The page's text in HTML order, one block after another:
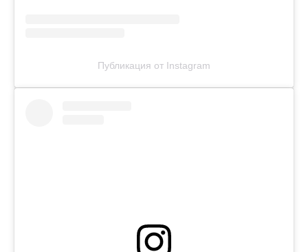
Публикация от Instagram